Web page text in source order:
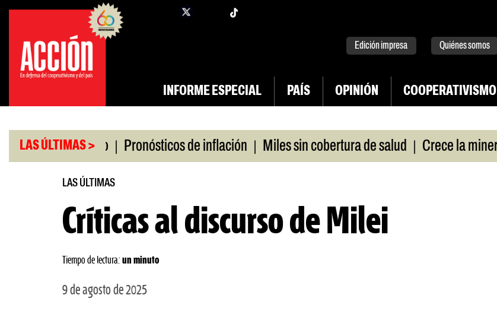
Saltar
contenido
facebook
Edición impresa Quiénes somos
INFORME ESPECIAL PAÍS OPINIÓN COOPERATIVISMO
LAS ÚLTIMAS >
universitario | Pronósticos de inflación | Miles sin cobertura de salud | Crece la minería |
LAS ÚLTIMAS
Críticas al discurso de Milei
Tiempo de lectura: un minuto
9 de agosto de 2025